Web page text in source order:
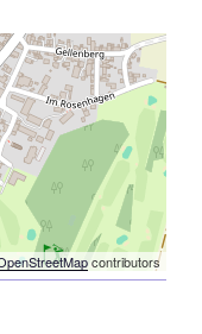
contributors